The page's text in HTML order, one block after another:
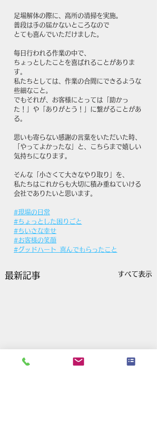
足場解体の際に、高所の清掃を実施。
普段は手の届かないところなので
とても喜んでいただけました。
毎日行われる作業の中で、
ちょっとしたことを喜ばれることがありま
す。
私たちとしては、作業の合間にできるような
些細なこと。
でもそれが、お客様にとっては「助かっ
た！」や「ありがとう！」に繋がることがあ
る。
思いも寄らない感謝の言葉をいただいた時、
「やってよかったな」と、こちらまで嬉しい
気持ちになります。
そんな「小さくて大きなやり取り」を、
私たちはこれからも大切に積み重ねていける
会社でありたいと思います。
#現場の日常
#ちょっとした困りごと
#ちいさな幸せ
#お客様の笑顔
#グッドハート_喜んでもらったこと
最新記事 すべて表示